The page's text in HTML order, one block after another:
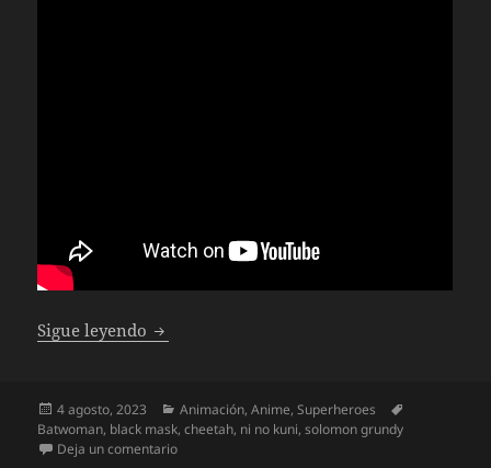
Sigue leyendo Catwoman: La caza
Publicado
el
4 agosto, 2023 Categorías
Animación,Anime,Superheroes
Batwoman, black mask,cheetah, ni no kuni,solomon grundy
Deja un comentarioen Catwoman: La caza